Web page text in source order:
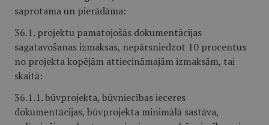
saprotama un pierādāma:
36.1. projektu pamatojošās dokumentācijas
sagatavošanas izmaksas, nepārsniedzot 10 procentus
no projekta kopējām attiecināmajām izmaksām, tai
skaitā:
36.1.1. būvprojekta, būvniecības ieceres
dokumentācijas, būvprojekta minimālā sastāva,